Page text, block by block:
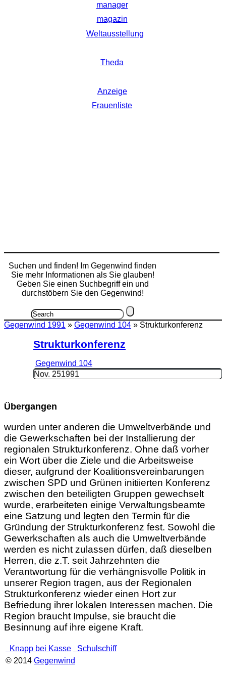
manager
magazin
Weltausstellung
Theda
Anzeige
Frauenliste
Suchen und finden! Im Gegenwind finden
Sie mehr Informationen als Sie glauben!
Geben Sie einen Suchbegriff ein und
durchstöbern Sie den Gegenwind!
Gegenwind 1991 » Gegenwind 104 » Strukturkonferenz
Strukturkonferenz
Gegenwind 104
Nov. 251991
Übergangen
wurden unter anderen die Umweltverbände und
die Gewerkschaften bei der Installierung der
regionalen Strukturkonferenz. Ohne daß vorher
ein Wort über die Ziele und die Arbeitsweise
dieser, aufgrund der Koalitionsvereinbarungen
zwischen SPD und Grünen initiierten Konferenz
zwischen den beteiligten Gruppen gewechselt
wurde, erarbeiteten einige Verwaltungsbeamte
eine Satzung und legten den Termin für die
Gründung der Strukturkonferenz fest. Sowohl die
Gewerkschaften als auch die Umweltverbände
werden es nicht zulassen dürfen, daß dieselben
Herren, die z.T. seit Jahrzehnten die
Verantwortung für die verhängnisvolle Politik in
unserer Region tragen, aus der Regionalen
Strukturkonferenz wieder einen Hort zur
Befriedung ihrer lokalen Interessen machen. Die
Region braucht Impulse, sie braucht die
Besinnung auf ihre eigene Kraft.
Knapp bei Kasse
Schulschiff
© 2014 Gegenwind